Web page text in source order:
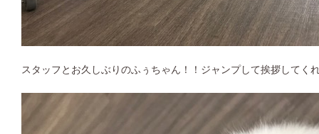
スタッフとお久しぶりのふぅちゃん！！ジャンプして挨拶してく